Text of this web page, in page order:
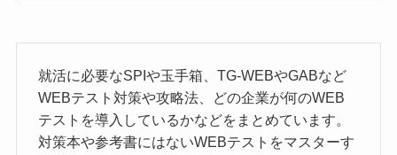
就活に必要なSPIや玉手箱、TG-WEBやGABなど
WEBテスト対策や攻略法、どの企業が何のWEB
テストを導入しているかなどをまとめています。
対策本や参考書にはないWEBテストをマスターす